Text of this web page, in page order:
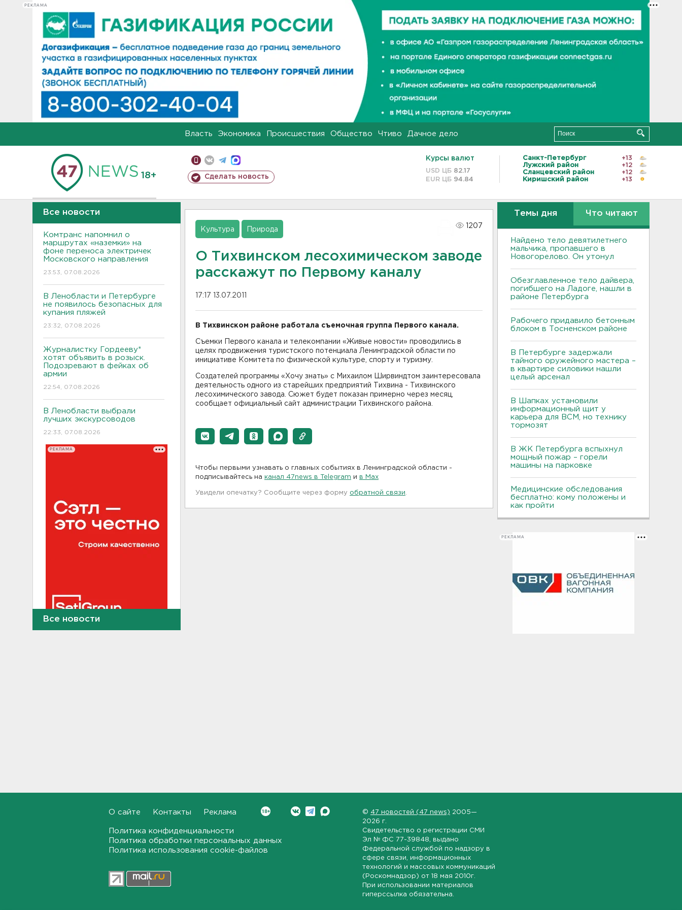
РЕКЛАМА
Власть Экономика Происшествия Общество Чтиво Дачное дело
18+ Сделать новость
Курсы валют
USD ЦБ 82.17
EUR ЦБ 94.84
Санкт-Петербург
+13
Лужский район
+12
Сланцевский район
+12
Киришский район
+13
Все новости
Комтранс напомнил о
маршрутах «наземки» на
фоне переноса электричек
Московского направления
23:53, 07.08.2026
В Ленобласти и Петербурге
не появилось безопасных для
купания пляжей
23:32, 07.08.2026
Журналистку Гордееву*
хотят объявить в розыск.
Подозревают в фейках об
армии
22:54, 07.08.2026
В Ленобласти выбрали
лучших экскурсоводов
22:33, 07.08.2026
РЕКЛАМА
воспользоваться 110
перинатального центра
Все новости
Культура Природа
1207
О Тихвинском лесохимическом заводе
расскажут по Первому каналу
17:17 13.07.2011
В Тихвинском районе работала съемочная группа Первого канала.
Съемки Первого канала и телекомпании «Живые новости» проводились в
целях продвижения туристского потенциала Ленинградской области по
инициативе Комитета по физической культуре, спорту и туризму.
Создателей программы «Хочу знать» с Михаилом Ширвиндтом заинтересовала
деятельность одного из старейших предприятий Тихвина - Тихвинского
лесохимического завода. Сюжет будет показан примерно через месяц,
сообщает официальный сайт администрации Тихвинского района.
Чтобы первыми узнавать о главных событиях в Ленинградской области -
подписывайтесь на канал 47news в Telegram и в Maх
Увидели опечатку? Сообщите через форму обратной связи
Темы дня Что читают
Найдено тело девятилетнего
мальчика, пропавшего в
Новогорелово. Он утонул
Обезглавленное тело дайвера,
погибшего на Ладоге, нашли в
районе Петербурга
Рабочего придавило бетонным
блоком в Тосненском районе
В Петербурге задержали
тайного оружейного мастера –
в квартире силовики нашли
целый арсенал
В Шапках установили
информационный щит у
карьера для ВСМ, но технику
тормозят
В ЖК Петербурга вспыхнул
мощный пожар – горели
машины на парковке
Медицинские обследования
бесплатно: кому положены и
как пройти
РЕКЛАМА
О сайте Контакты Реклама
Политика конфиденциальности
Политика обработки персональных данных
Политика использования cookie-файлов
© 47 новостей (47 news) 2005—
2026 г.
Свидетельство о регистрации СМИ
Эл № ФС 77-39848 , выдано
Федеральной службой по надзору в
сфере связи, информационных
технологий и массовых коммуникаций
(Роскомнадзор) от 18 мая 2010г.
При использовании материалов
гиперссылка обязательна.